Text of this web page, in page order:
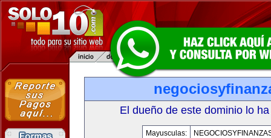
El dueño de este dominio lo
Mayusculas: